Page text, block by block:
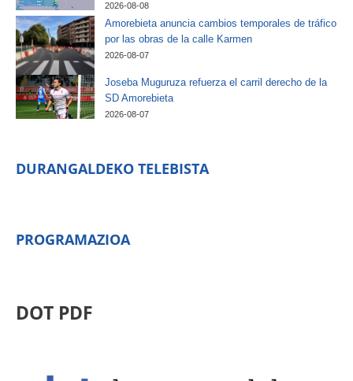
2026-08-08
Amorebieta anuncia cambios temporales de tráfico
por las obras de la calle Karmen
2026-08-07
Joseba Muguruza refuerza el carril derecho de la
SD Amorebieta
2026-08-07
DURANGALDEKO TELEBISTA
PROGRAMAZIOA
DOT PDF